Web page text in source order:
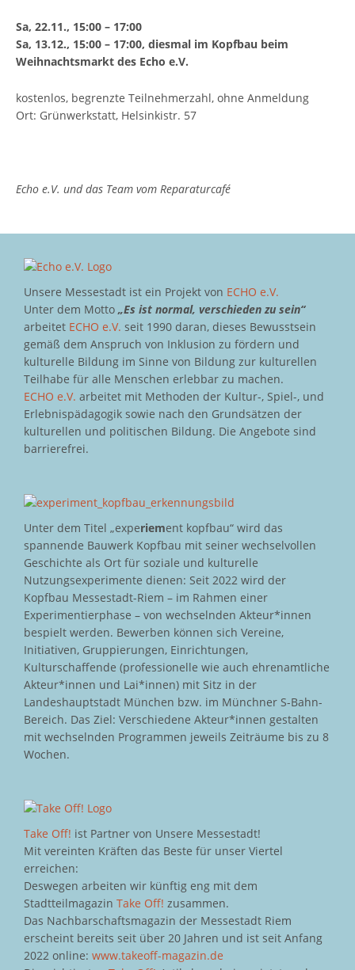
Sa, 22.11., 15:00 – 17:00
Sa, 13.12., 15:00 – 17:00, diesmal im Kopfbau beim
Weihnachtsmarkt des Echo e.V.
kostenlos, begrenzte Teilnehmerzahl, ohne Anmeldung
Ort: Grünwerkstatt, Helsinkistr. 57
Echo e.V. und das Team vom Reparaturcafé
Unsere Messestadt ist ein Projekt von ECHO e.V.
Unter dem Motto „Es ist normal, verschieden zu sein“
arbeitet ECHO e.V. seit 1990 daran, dieses Bewusstsein
gemäß dem Anspruch von Inklusion zu fördern und
kulturelle Bildung im Sinne von Bildung zur kulturellen
Teilhabe für alle Menschen erlebbar zu machen.
ECHO e.V. arbeitet mit Methoden der Kultur-, Spiel-, und
Erlebnispädagogik sowie nach den Grundsätzen der
kulturellen und politischen Bildung. Die Angebote sind
barrierefrei.
Unter dem Titel „experiement kopfbau“ wird das
spannende Bauwerk Kopfbau mit seiner wechselvollen
Geschichte als Ort für soziale und kulturelle
Nutzungsexperimente dienen: Seit 2022 wird der
Kopfbau Messestadt-Riem – im Rahmen einer
Experimentierphase – von wechselnden Akteur*innen
bespielt werden. Bewerben können sich Vereine,
Initiativen, Gruppierungen, Einrichtungen,
Kulturschaffende (professionelle wie auch ehrenamtliche
Akteur*innen und Lai*innen) mit Sitz in der
Landeshauptstadt München bzw. im Münchner S-Bahn-
Bereich. Das Ziel: Verschiedene Akteur*innen gestalten
mit wechselnden Programmen jeweils Zeiträume bis zu 8
Wochen.
Take Off! ist Partner von Unsere Messestadt!
Mit vereinten Kräften das Beste für unser Viertel
erreichen:
Deswegen arbeiten wir künftig eng mit dem
Stadtteilmagazin Take Off! zusammen.
Das Nachbarschaftsmagazin der Messestadt Riem
erscheint bereits seit über 20 Jahren und ist seit Anfang
2022 online: www.takeoff-magazin.de